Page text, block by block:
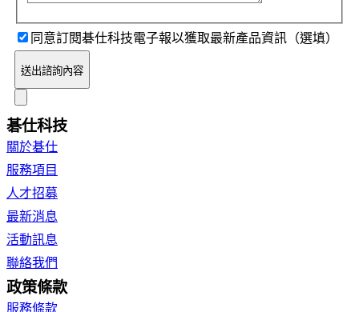
同意訂閱碁仕科技電子報以獲取最新產品資訊（選填）
送出諮詢內容
碁仕科技
關於碁仕
服務項目
人才招募
最新消息
活動訊息
聯絡我們
政策條款
服務條款